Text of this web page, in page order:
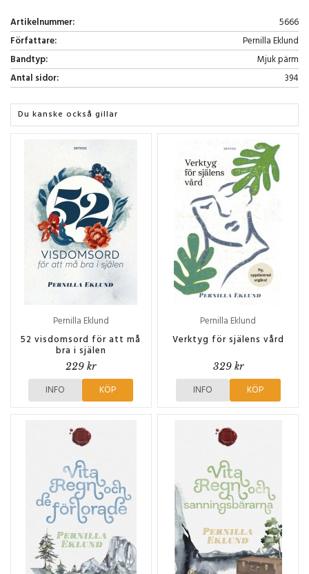
Artikelnummer:
5666
Författare:
Pernilla Eklund
Bandtyp:
Mjuk pärm
Antal sidor:
394
Du kanske också gillar
Pernilla Eklund
52 visdomsord för att må
bra i själen
229 kr
INFO KÖP
Pernilla Eklund
Verktyg för själens vård
329 kr
INFO KÖP